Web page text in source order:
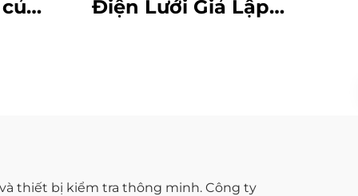
Điện Lưới Giả Lập
thiết bị kiểm tra thông minh. Công ty